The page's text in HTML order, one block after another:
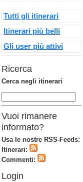
Tutti gli itinerari
Itinerari più belli
Gli user più attivi
Ricerca
Cerca negli itinerari
Vuoi rimanere
informato?
Usa le nostre RSS-Feeds:
Itinerari:
Commenti:
Login